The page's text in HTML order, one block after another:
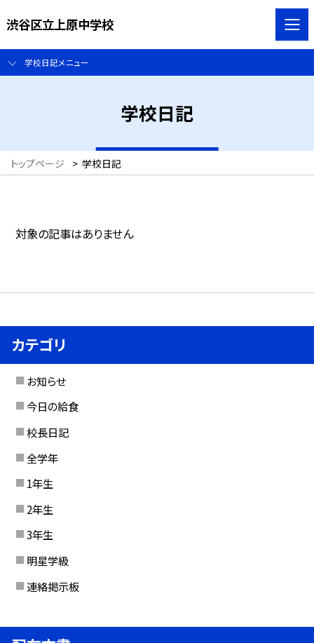
渋谷区立上原中学校
学校日記メニュー
学校日記
トップページ > 学校日記
対象の記事はありません
カテゴリ
お知らせ
今日の給食
校長日記
全学年
1年生
2年生
3年生
明星学級
連絡掲示板